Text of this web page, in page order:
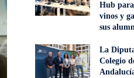
Hub
vinos y
sus
La
Colegio